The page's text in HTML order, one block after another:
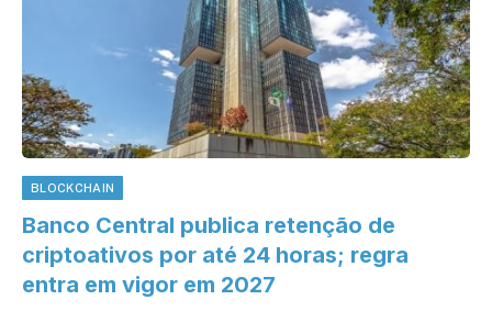
BLOCKCHAIN
Banco Central publica retenção de
criptoativos por até 24 horas; regra
entra em vigor em 2027